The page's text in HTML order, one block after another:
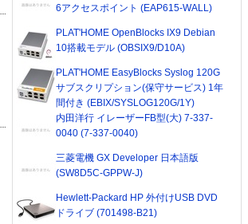
6アクセスポイント (EAP615-WALL)
PLAT'HOME OpenBlocks IX9 Debian
10搭載モデル (OBSIX9/D10A)
PLAT'HOME EasyBlocks Syslog 120G
サブスクリプション(保守サービス) 1年
間付き (EBIX/SYSLOG120G/1Y)
内田洋行 イレーザーFB型(大) 7-337-
0040 (7-337-0040)
三菱電機 GX Developer 日本語版
(SW8D5C-GPPW-J)
Hewlett-Packard HP 外付けUSB DVD
ドライブ (701498-B21)